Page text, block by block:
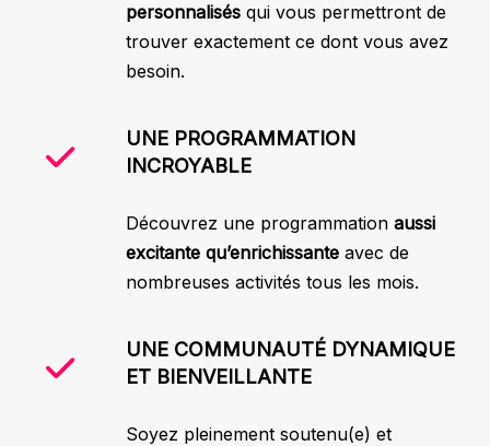
personnalisés qui vous permettront de
trouver exactement ce dont vous avez
besoin.
UNE PROGRAMMATION
INCROYABLE
Découvrez une programmation aussi
excitante qu’enrichissante avec de
nombreuses activités tous les mois.
UNE COMMUNAUTÉ DYNAMIQUE
ET BIENVEILLANTE
Soyez pleinement soutenu(e) et